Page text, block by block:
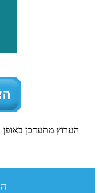
הערוץ מתעדכן באופן